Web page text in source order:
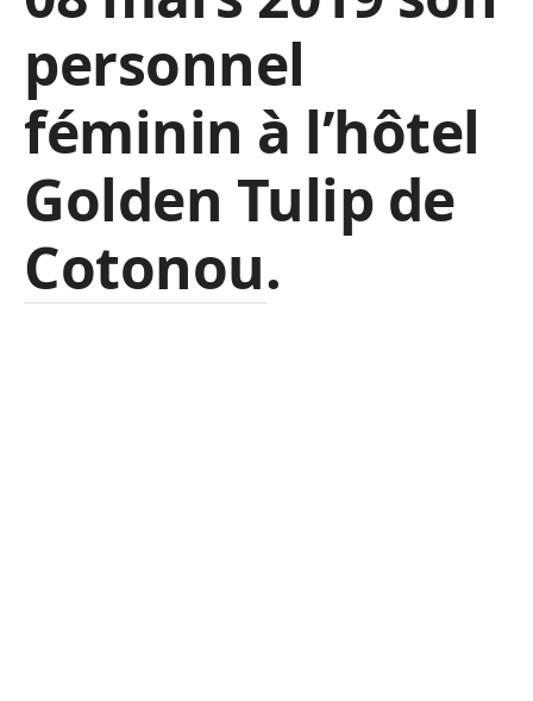
personnel
féminin à l’hôtel
Golden Tulip de
Cotonou.